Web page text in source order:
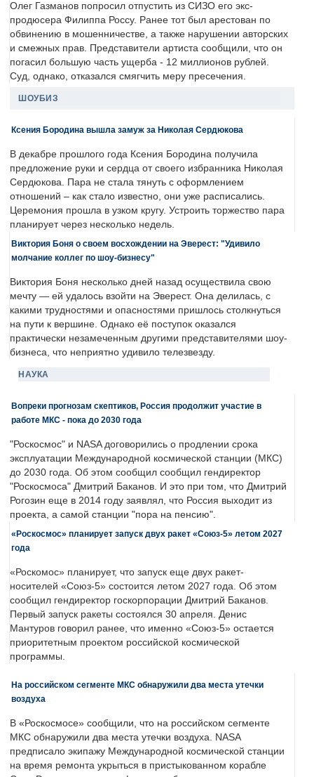
Олег Газманов попросил отпустить из СИЗО его экс-
продюсера Филиппа Россу. Ранее тот был арестован по
обвинению в мошенничестве, а также нарушении авторских
и смежных прав. Представители артиста сообщили, что он
погасил большую часть ущерба - 12 миллионов рублей.
Суд, однако, отказался смягчить меру пресечения.
ШОУБИЗ
Ксения Бородина вышла замуж за Николая Сердюкова
В декабре прошлого года Ксения Бородина получила
предложение руки и сердца от своего избранника Николая
Сердюкова. Пара не стала тянуть с оформлением
отношений – как стало известно, они уже расписались.
Церемония прошла в узком кругу. Устроить торжество пара
планирует через несколько недель.
Виктория Боня о своем восхождении на Эверест: "Удивило
молчание коллег по шоу-бизнесу"
Виктория Боня несколько дней назад осуществила свою
мечту — ей удалось взойти на Эверест. Она делилась, с
какими трудностями и опасностями пришлось столкнуться
на пути к вершине. Однако её поступок оказался
практически незамеченным другими представителями шоу-
бизнеса, что неприятно удивило телезвезду.
НАУКА
Вопреки прогнозам скептиков, Россия продолжит участие в
работе МКС - пока до 2030 года
"Роскосмос" и NASA договорились о продлении срока
эксплуатации Международной космической станции (МКС)
до 2030 года. Об этом сообщил сообщил гендиректор
"Роскосмоса" Дмитрий Баканов. И это при том, что Дмитрий
Рогозин еще в 2014 году заявлял, что Россия выходит из
проекта, а самой станции "пора на пенсию".
«Роскосмос» планирует запуск двух ракет «Союз-5» летом 2027
года
«Роскомос» планирует, что запуск еще двух ракет-
носителей «Союз-5» состоится летом 2027 года. Об этом
сообщил гендиректор госкорпорации Дмитрий Баканов.
Первый запуск ракеты состоялся 30 апреля. Денис
Мантуров говорил ранее, что именно «Союз-5» остается
приоритетным проектом российской космической
программы.
На российском сегменте МКС обнаружили два места утечки
воздуха
В «Роскосмосе» сообщили, что на российском сегменте
МКС обнаружили два места утечки воздуха. NASA
предписало экипажу Международной космической станции
на время ремонта укрыться в пристыкованном корабле